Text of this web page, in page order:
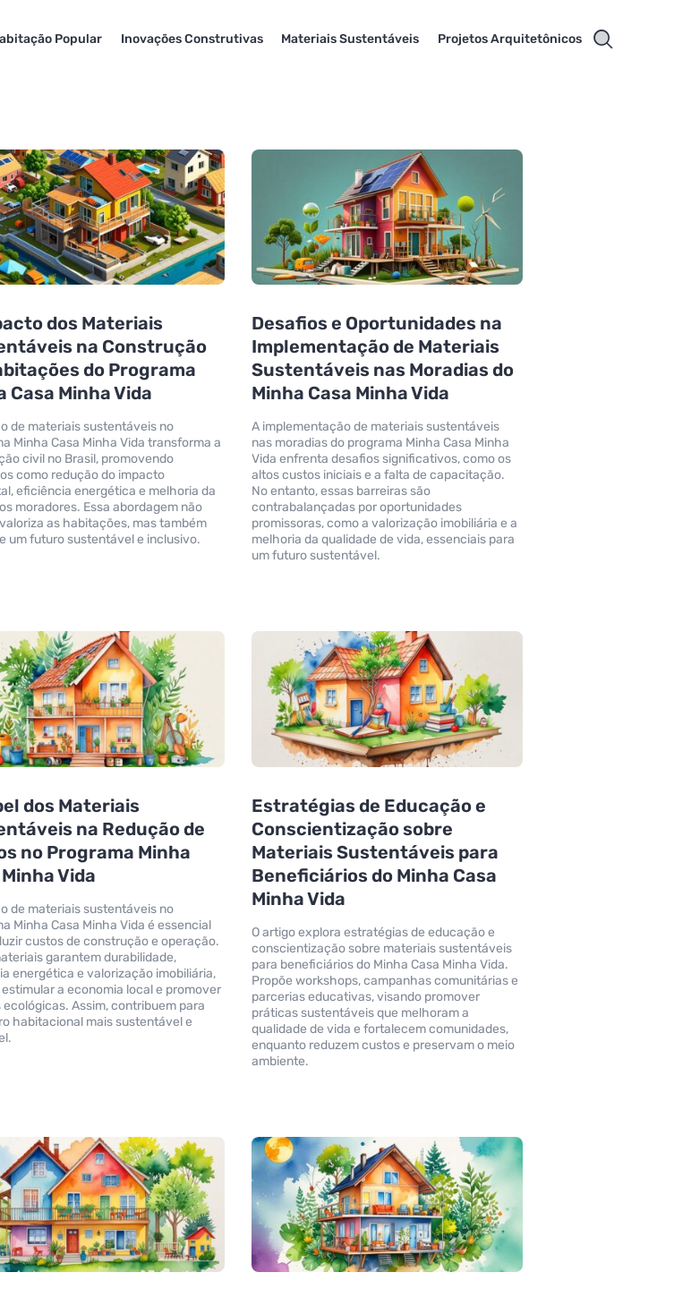
Popular Inovações Construtivas Materiais Sustentáveis Projetos Arquitetônicos
dos Materiais
na Construção
do Programa
Casa Minha Vida
de materiais sustentáveis no
Minha Casa Minha Vida transforma a
civil no Brasil, promovendo
como redução do impacto
eficiência energética e melhoria da
moradores. Essa abordagem não
as habitações, mas também
um futuro sustentável e inclusivo.
Desafios e Oportunidades na
Implementação de Materiais
Sustentáveis nas Moradias do
Minha Casa Minha Vida
A implementação de materiais sustentáveis
nas moradias do programa Minha Casa Minha
Vida enfrenta desafios significativos, como os
altos custos iniciais e a falta de capacitação.
No entanto, essas barreiras são
contrabalançadas por oportunidades
promissoras, como a valorização imobiliária e a
melhoria da qualidade de vida, essenciais para
um futuro sustentável.
dos Materiais
na Redução de
no Programa Minha
Vida
de materiais sustentáveis no
Minha Casa Minha Vida é essencial
custos de construção e operação.
garantem durabilidade,
energética e valorização imobiliária,
a economia local e promover
Assim, contribuem para
habitacional mais sustentável e
Estratégias de Educação e
Conscientização sobre
Materiais Sustentáveis para
Beneficiários do Minha Casa
Minha Vida
O artigo explora estratégias de educação e
conscientização sobre materiais sustentáveis
para beneficiários do Minha Casa Minha Vida.
Propõe workshops, campanhas comunitárias e
parcerias educativas, visando promover
práticas sustentáveis que melhoram a
qualidade de vida e fortalecem comunidades,
enquanto reduzem custos e preservam o meio
ambiente.